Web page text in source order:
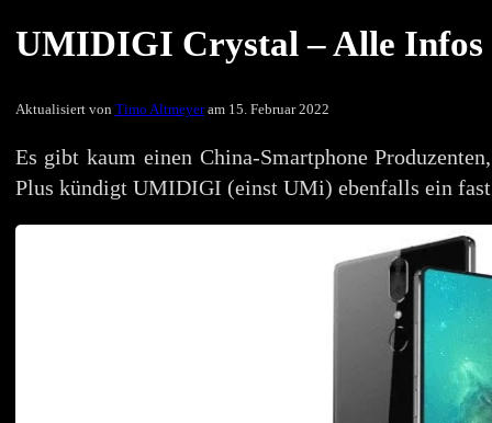
UMIDIGI Crystal – Alle
Aktualisiert von Timo Altmeyeram 15. Februar 2022
Es gibt kaum einen China-Smartphone
Plus kündigt UMIDIGI (einst UMi) ebenfalls ein fast